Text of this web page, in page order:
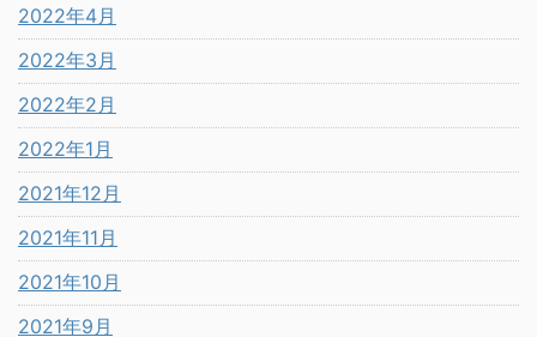
2022年4月
2022年3月
2022年2月
2022年1月
2021年12月
2021年11月
2021年10月
2021年9月